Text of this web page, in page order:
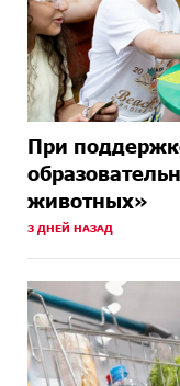
При
животных»
3 ДНЕЙ НАЗАД